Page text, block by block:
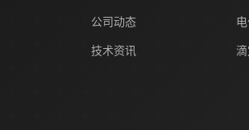
公司动态
技术资讯